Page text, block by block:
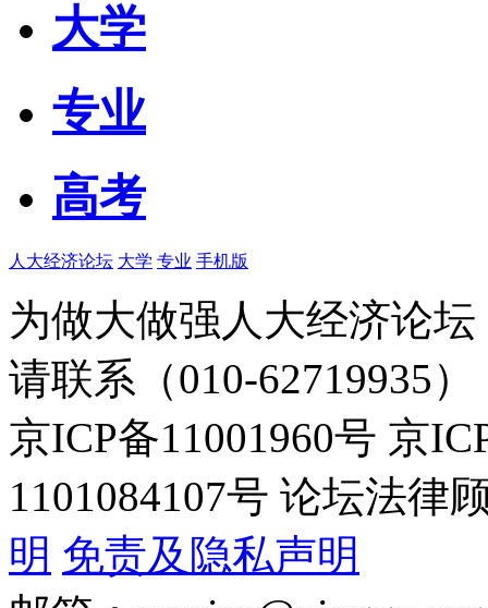
大学
专业
高考
人大经济论坛 大学 专业 手机版
为做大做强人大经济论
请联系（010-62719935）
京ICP备11001960号 京
1101084107号 论坛法律
明 免责及隐私声明